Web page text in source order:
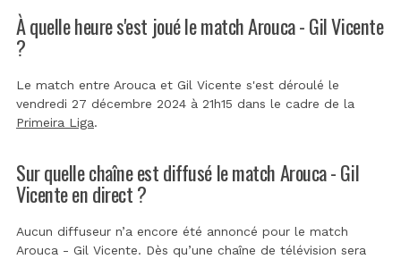
À quelle heure s'est joué le match Arouca - Gil Vicente
?
Le match entre Arouca et Gil Vicente s'est déroulé le
vendredi 27 décembre 2024 à 21h15 dans le cadre de la
Primeira Liga.
Sur quelle chaîne est diffusé le match Arouca - Gil
Vicente en direct ?
Aucun diffuseur n’a encore été annoncé pour le match
Arouca - Gil Vicente. Dès qu’une chaîne de télévision sera